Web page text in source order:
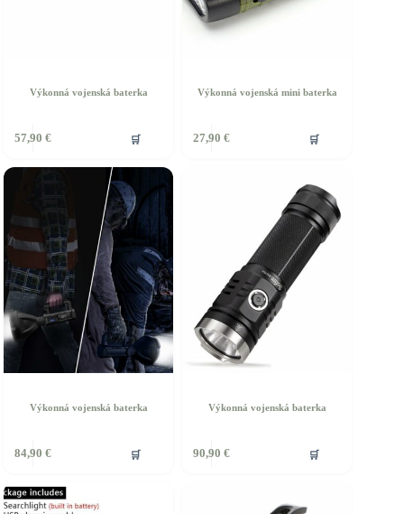
Výkonná vojenská baterka
57,90 € 🛒
Výkonná vojenská mini baterka
27,90 € 🛒
Výkonná vojenská baterka
84,90 € 🛒
Výkonná vojenská baterka
90,90 € 🛒